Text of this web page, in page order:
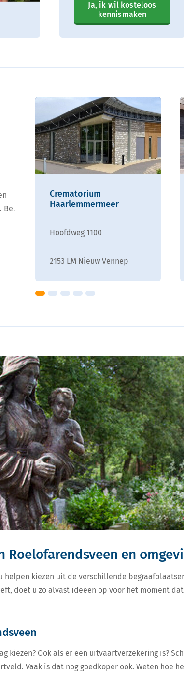
Ja, ik wil kosteloos
kennismaken
Bel
Crematorium
Haarlemmermeer
Hoofdweg 1100
2153 LM Nieuw Vennep
Roelofarendsveen en
helpen kiezen uit de verschillende
doet u zo alvast ideeën op voor het moment
kiezen? Ook als er een uitvaartverzekering is?
Vaak is dat nog goedkoper ook. Weten hoe